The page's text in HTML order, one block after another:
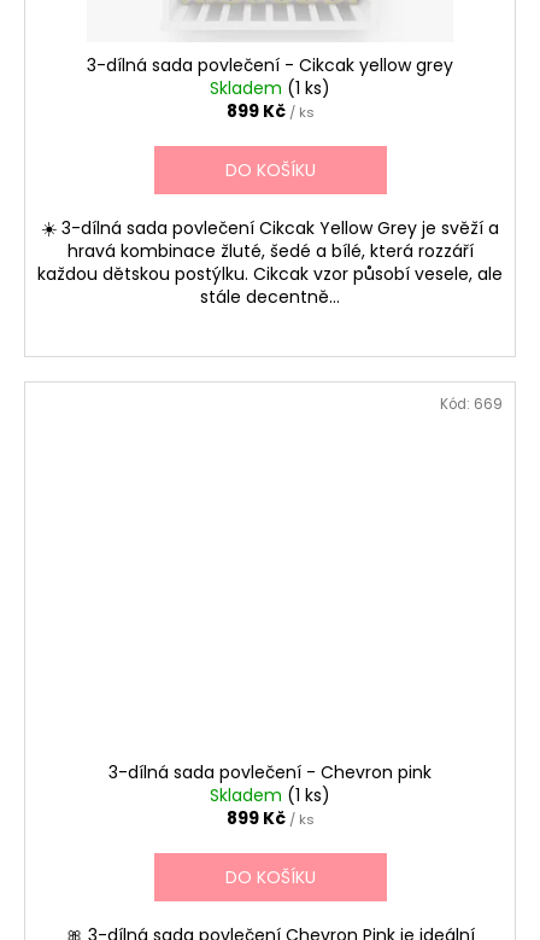
3-dílná sada povlečení - Cikcak yellow grey
Skladem (1 ks)
899 Kč / ks
DO KOŠÍKU
☀️ 3-dílná sada povlečení Cikcak Yellow Grey je svěží a
hravá kombinace žluté, šedé a bílé, která rozzáří
každou dětskou postýlku. Cikcak vzor působí vesele, ale
stále decentně...
3-dílná sada povlečení - Chevron pink
Skladem (1 ks)
899 Kč / ks
DO KOŠÍKU
Kód: 669